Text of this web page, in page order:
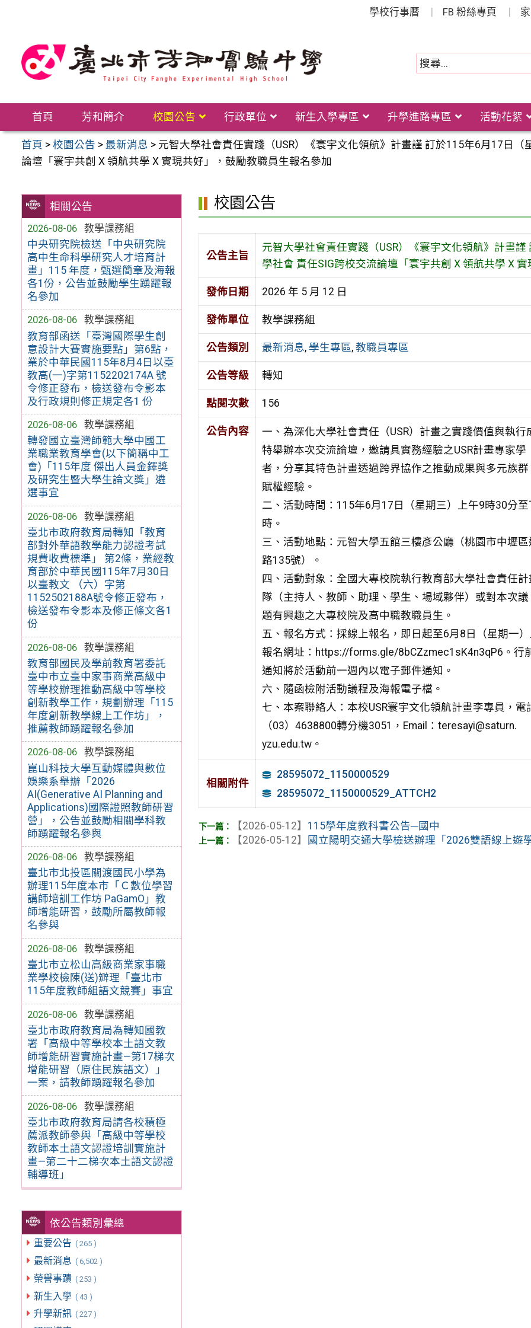
學校行事曆 FB 粉絲專頁
首頁 芳和簡介 校園公告 行政單位 新生入學專區 升學進路專區 活動花絮
首頁 >校園公告 > 最新消息 > 元智大學社會責任實踐（USR）《寰宇文化領航》計畫謹 訂於115年6月17日
論壇「寰宇共創 X 領航共學 X 實現共好」，鼓勵教職員生報名參加
相關公告
2026-08-06
教學課務組
中央研究院檢送「中央研究院
高中生命科學研究人才培育計
畫」115 年度，甄選簡章及海報
各1份，公告並鼓勵學生踴躍報
名參加
2026-08-06
教學課務組
教育部函送「臺灣國際學生創
意設計大賽實施要點」第6點，
業於中華民國115年8月4日以臺
教高(一)字第1152202174A 號
令修正發布，檢送發布令影本
及行政規則修正規定各1 份
2026-08-06
教學課務組
轉發國立臺灣師範大學中國工
業職業教育學會(以下簡稱中工
會)「115年度 傑出人員金鐸獎
及研究生暨大學生論文獎」遴
選事宜
2026-08-06
教學課務組
臺北市政府教育局轉知「教育
部對外華語教學能力認證考試
規費收費標準」 第2條，業經教
育部於中華民國115年7月30日
以臺教文 （六）字第
1152502188A號令修正發布，
檢送發布令影本及修正條文各1
份
2026-08-06
教學課務組
教育部國民及學前教育署委託
臺中市立臺中家事商業高級中
等學校辦理推動高級中等學校
創新教學工作，規劃辦理「115
年度創新教學線上工作坊」，
推薦教師踴躍報名參加
2026-08-06
教學課務組
崑山科技大學互動媒體與數位
娛樂系舉辦「2026
AI(Generative AI Planning and
Applications)國際證照教師研習
營」，公告並鼓勵相關學科教
師踴躍報名參與
2026-08-06
教學課務組
臺北市北投區關渡國民小學為
辦理115年度本市「Ｃ數位學習
講師培訓工作坊 PaGamO」教
師增能研習，鼓勵所屬教師報
名參與
2026-08-06
教學課務組
臺北市立松山高級商業家事職
業學校檢陳(送)辧理「臺北市
115年度教師組語文競賽」事宜
2026-08-06
教學課務組
臺北市政府教育局為轉知國教
署「高級中等學校本土語文教
師增能研習實施計畫—第17梯次
增能研習（原住民族語文）」
一案，請教師踴躍報名參加
2026-08-06
教學課務組
臺北市政府教育局請各校積極
薦派教師參與「高級中等學校
教師本土語文認證培訓實施計
畫—第二十二梯次本土語文認證
輔導班」
依公告類別彙總
重要公告 ( 265 )
最新消息 ( 6,502 )
榮譽事蹟 ( 253 )
新生入學 ( 43 )
升學新訊 ( 227 )
校園公告
公告主旨
元智大學社會責任實踐（USR）《寰宇文化領航》計畫
學社會 責任SIG跨校交流論壇「寰宇共創 X 領航共學 X
發佈日期 2026 年 5 月 12 日
發佈單位 教學課務組
公告類別 最新消息, 學生專區, 教職員專區
公告等級 轉知
點閱次數 156
公告內容
一、為深化大學社會責任（USR）計畫之實踐價值與執行
特舉辦本次交流論壇，邀請具實務經驗之USR計畫專家學
者，分享其特色計畫透過跨界協作之推動成果與多元族群
賦權經驗。
二、活動時間：115年6月17日（星期三）上午9時30分至
時。
三、活動地點：元智大學五館三樓彥公廳（桃園市中壢區
路135號）。
四、活動對象：全國大專校院執行教育部大學社會責任計
隊（主持人、教師、助理、學生、場域夥伴）或對本次議
題有興趣之大專校院及高中職教職員生。
五、報名方式：採線上報名，即日起至6月8日（星期一）
報名網址：https://forms.gle/8bCZzmec1sK4n3qP6。行
通知將於活動前一週內以電子郵件通知。
六、隨函檢附活動議程及海報電子檔。
七、本案聯絡人：本校USR寰宇文化領航計畫李專員，電
（03）4638800轉分機3051，Email：teresayi@saturn.
yzu.edu.tw。
相關附件
28595072_1150000529
28595072_1150000529_ATTCH2
【2026-05-12】 115學年度教科書公告─國中
【2026-05-12】 國立陽明交通大學檢送辦理「2026雙語線上遊